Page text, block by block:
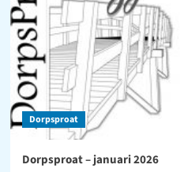
Dorpsproat
Dorpsproat – januari 2026